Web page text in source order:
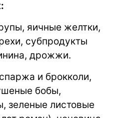
яичные желтки,
субпродукты
дрожжи.
и брокколи,
бобы,
зеленые листовые